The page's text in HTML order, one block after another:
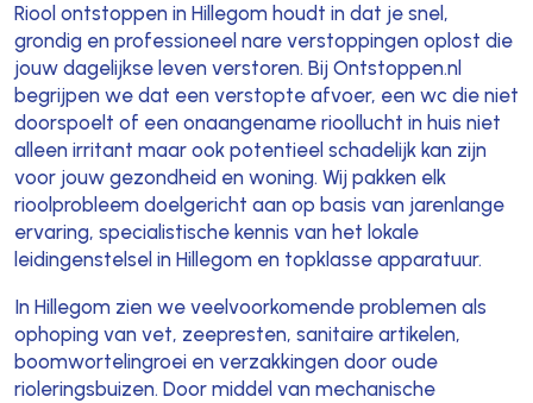
Riool ontstoppen in Hillegom houdt in dat je snel,
grondig en professioneel nare verstoppingen oplost die
jouw dagelijkse leven verstoren. Bij Ontstoppen.nl
begrijpen we dat een verstopte afvoer, een wc die niet
doorspoelt of een onaangename rioollucht in huis niet
alleen irritant maar ook potentieel schadelijk kan zijn
voor jouw gezondheid en woning. Wij pakken elk
rioolprobleem doelgericht aan op basis van jarenlange
ervaring, specialistische kennis van het lokale
leidingenstelsel in Hillegom en topklasse apparatuur.
In Hillegom zien we veelvoorkomende problemen als
ophoping van vet, zeepresten, sanitaire artikelen,
boomwortelingroei en verzakkingen door oude
rioleringsbuizen. Door middel van mechanische